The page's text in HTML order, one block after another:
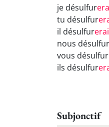
je désulfur
tu désulfur
il désulfur
nous désulfur
vous désulfur
ils désulfur
Subjonctif